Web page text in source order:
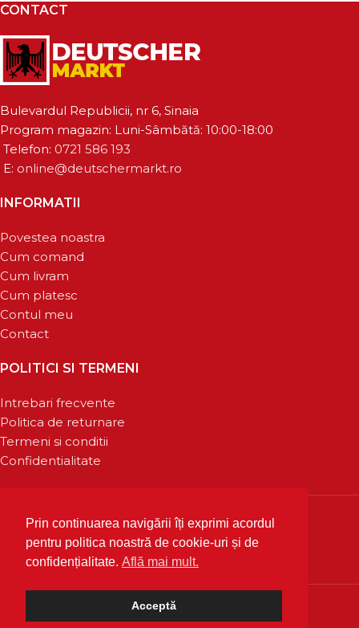
Prin continuarea navigării îți exprimi acordul
pentru politica noastră de cookie-uri și de
confidențialitate. Află mai mult.
Acceptă
CONTACT
Bulevardul Republicii, nr 6, Sinaia
Program magazin: Luni-Sâmbătă: 10:00-18:00
Telefon: 0721 586 193
E: online@deutschermarkt.ro
INFORMATII
Povestea noastra
Cum comand
Cum livram
Cum platesc
Contul meu
Contact
POLITICI SI TERMENI
Intrebari frecvente
Politica de returnare
Termeni si conditii
Confidentialitate